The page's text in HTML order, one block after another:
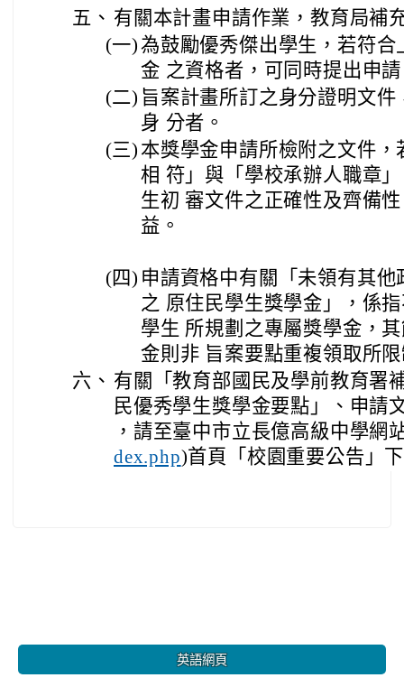
五、 有關本計畫申請作業，教育局補
(一)為鼓勵優秀傑出學生，若符
金 之資格者，可同時提出申
(二) 旨案計畫所訂之身分證明文
身 分者。
(三) 本獎學金申請所檢附之文件
相 符」與「學校承辦人職章
生初 審文件之正確性及齊備
益。
(四) 申請資格中有關「未領有其
之 原住民學生獎學金」，係
學生 所規劃之專屬獎學金，
金則非 旨案要點重複領取所
六、 有關「教育部國民及學前教育署
民優秀學生獎學金要點」、申請
，請至臺中市立長億高級中學網
dex.php)首頁「校園重要公告」
英語網頁